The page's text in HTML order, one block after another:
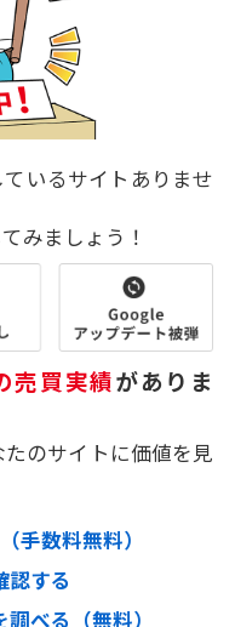
いるサイトありませ
みましょう！
売買実績がありま
のサイトに価値を見
手数料無料）
認する
べる（無料）